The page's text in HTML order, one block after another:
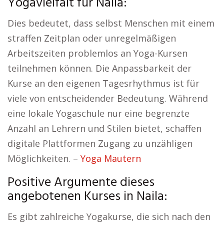
Dies bedeutet, dass selbst Menschen mit einem
straffen Zeitplan oder unregelmäßigen
Arbeitszeiten problemlos an Yoga-Kursen
teilnehmen können. Die Anpassbarkeit der
Kurse an den eigenen Tagesrhythmus ist für
viele von entscheidender Bedeutung. Während
eine lokale Yogaschule nur eine begrenzte
Anzahl an Lehrern und Stilen bietet, schaffen
digitale Plattformen Zugang zu unzähligen
Möglichkeiten. – Yoga Mautern
Positive Argumente dieses
angebotenen Kurses in Naila:
Es gibt zahlreiche Yogakurse, die sich nach den